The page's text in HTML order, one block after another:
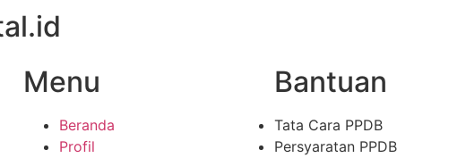
Menu
Beranda
Profil
Bantuan
Tata Cara PPDB
Persyaratan PPDB